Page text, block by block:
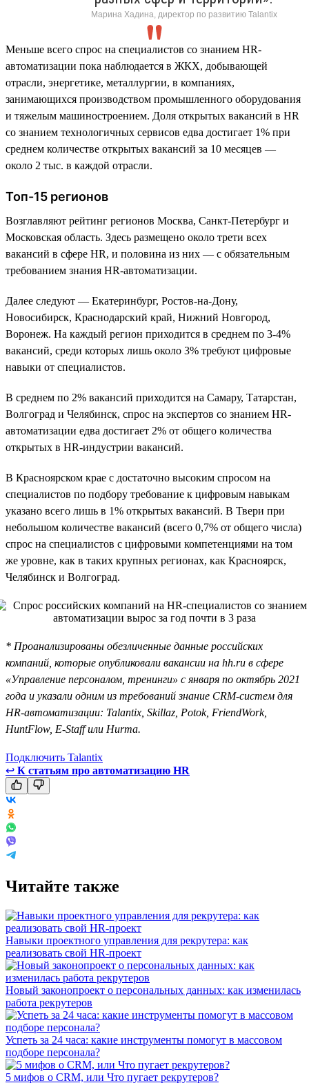
Марина Хадина, директор по развитию Talantix
Меньше всего спрос на специалистов со знанием HR-
автоматизации пока наблюдается в ЖКХ, добывающей
отрасли, энергетике, металлургии, в компаниях,
занимающихся производством промышленного оборудования
и тяжелым машиностроением. Доля открытых вакансий в HR
со знанием технологичных сервисов едва достигает 1% при
среднем количестве открытых вакансий за 10 месяцев —
около 2 тыс. в каждой отрасли.
Топ-15 регионов
Возглавляют рейтинг регионов Москва, Санкт-Петербург и
Московская область. Здесь размещено около трети всех
вакансий в сфере HR, и половина из них — с обязательным
требованием знания HR-автоматизации.
Далее следуют — Екатеринбург, Ростов-на-Дону,
Новосибирск, Краснодарский край, Нижний Новгород,
Воронеж. На каждый регион приходится в среднем по 3-4%
вакансий, среди которых лишь около 3% требуют цифровые
навыки от специалистов.
В среднем по 2% вакансий приходится на Самару, Татарстан,
Волгоград и Челябинск, спрос на экспертов со знанием HR-
автоматизации едва достигает 2% от общего количества
открытых в HR-индустрии вакансий.
В Красноярском крае с достаточно высоким спросом на
специалистов по подбору требование к цифровым навыкам
указано всего лишь в 1% открытых вакансий. В Твери при
небольшом количестве вакансий (всего 0,7% от общего числа)
спрос на специалистов с цифровыми компетенциями на том
же уровне, как в таких крупных регионах, как Красноярск,
Челябинск и Волгоград.
* Проанализированы обезличенные данные российских
компаний, которые опубликовали вакансии на hh.ru в сфере
«Управление персоналом, тренинги» с января по октябрь 2021
года и указали одним из требований знание CRM-систем для
HR-автоматизации: Talantix, Skillaz, Potok, FriendWork,
HuntFlow, E-Staff или Hurma.
Подключить Talantix
↩ К статьям про автоматизацию HR
Читайте также
Навыки проектного управления для рекрутера: как
реализовать свой HR-проект
Новый законопроект о персональных данных: как изменилась
работа рекрутеров
Успеть за 24 часа: какие инструменты помогут в массовом
подборе персонала?
5 мифов о CRM, или Что пугает рекрутеров?